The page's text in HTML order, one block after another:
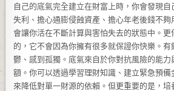
自己的底氣完全建立在財富上時，你會發現
失利、擔心通膨侵蝕資產、擔心年老後錢不夠
會讓你活在不斷計算與害怕失去的狀態中。更
的，它不會因為你擁有很多就保證你快樂。有
鬱、感到孤獨。底氣來自於你對抗風險的能
額。你可以透過學習理財知識、建立緊急預備
來降低對單一財源的依賴。但更重要的是，培